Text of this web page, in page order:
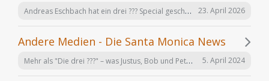
Andreas Eschbach hat ein drei ??? Special geschrieben: "Die Auferstehung" 23. April 2026
Andere Medien - Die Santa Monica News
Mehr als "Die drei ???" – was Justus, Bob und Peter auch noch tun 5. April 2024